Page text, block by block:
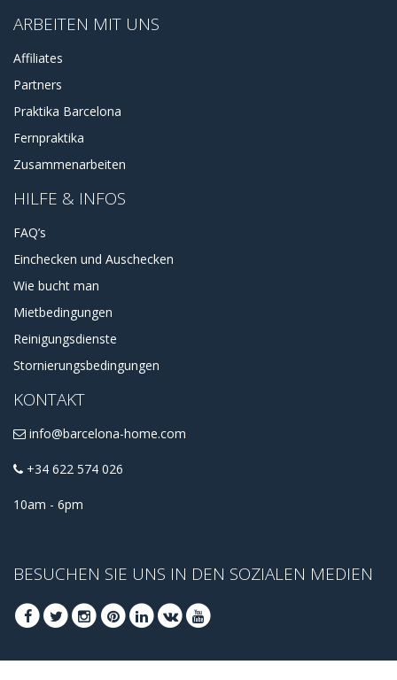
ARBEITEN MIT UNS
Affiliates
Partners
Praktika Barcelona
Fernpraktika
Zusammenarbeiten
HILFE & INFOS
FAQ’s
Einchecken und Auschecken
Wie bucht man
Mietbedingungen
Reinigungsdienste
Stornierungsbedingungen
KONTAKT
info@barcelona-home.com
+34 622 574 026
10am - 6pm
BESUCHEN SIE UNS IN DEN SOZIALEN MEDIEN